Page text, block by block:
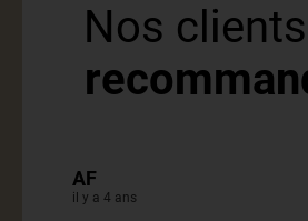
Nos clients
AF
il y a 4 ans